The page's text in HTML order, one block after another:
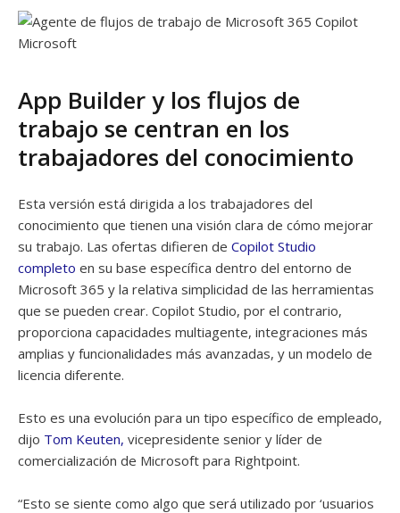
Microsoft
App Builder y los flujos de
trabajo se centran en los
trabajadores del conocimiento
Esta versión está dirigida a los trabajadores del
conocimiento que tienen una visión clara de cómo mejorar
su trabajo. Las ofertas difieren de Copilot Studio
completo en su base específica dentro del entorno de
Microsoft 365 y la relativa simplicidad de las herramientas
que se pueden crear. Copilot Studio, por el contrario,
proporciona capacidades multiagente, integraciones más
amplias y funcionalidades más avanzadas, y un modelo de
licencia diferente.
Esto es una evolución para un tipo específico de empleado,
dijo Tom Keuten, vicepresidente senior y líder de
comercialización de Microsoft para Rightpoint.
“Esto se siente como algo que será utilizado por ‘usuarios